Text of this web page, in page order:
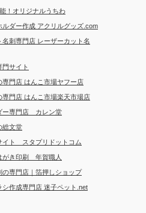
！オリジナルうちわ
ルダー作成 アクリルグッズ.com
名刺専門店 レーザーカット名
門サイト
専門店 はんこ市場ヤフー店
専門店 はんこ市場楽天市場店
ー専門店 カレン堂
総文堂
イト スタプリドットコム
がき印刷 年賀職人
の専門店｜箔押しショップ
シ作成専門店 迷子ペット.net